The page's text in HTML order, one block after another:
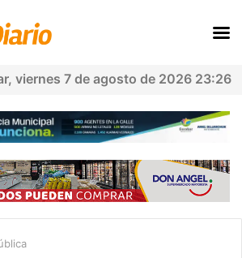
viernes 7 de agosto de 2026 23:26